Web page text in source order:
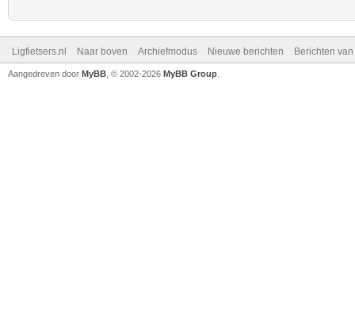
Ligfietsers.nl Naar boven Archiefmodus Nieuwe berichten Berichten
Aangedreven door MyBB , © 2002-2026 MyBB Group